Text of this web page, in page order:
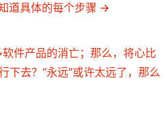
道具体的每个步骤
件产品的消亡；那么，将心比
下去？“永远”或许太远了，那么